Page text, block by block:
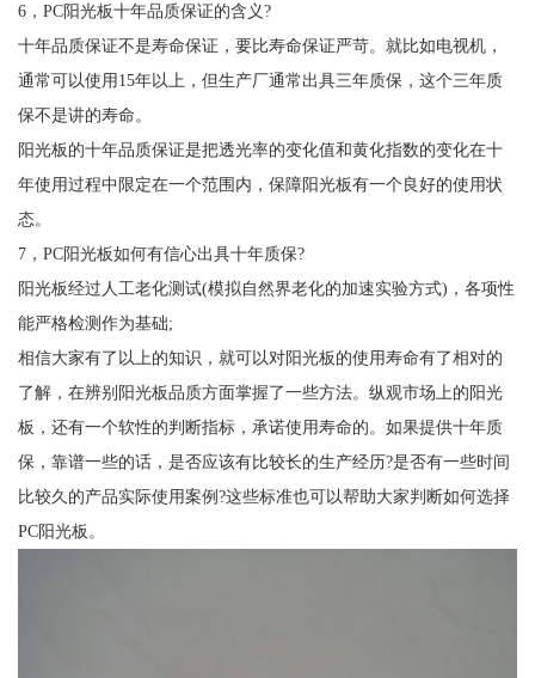
6，PC阳光板十年品质保证的含义?
十年品质保证不是寿命保证，要比寿命保证严苛。就比如电视机，
通常可以使用15年以上，但生产厂通常出具三年质保，这个三年质
保不是讲的寿命。
阳光板的十年品质保证是把透光率的变化值和黄化指数的变化在十
年使用过程中限定在一个范围内，保障阳光板有一个良好的使用状
态。
7，PC阳光板如何有信心出具十年质保?
阳光板经过人工老化测试(模拟自然界老化的加速实验方式)，各项性
能严格检测作为基础;
相信大家有了以上的知识，就可以对阳光板的使用寿命有了相对的
了解，在辨别阳光板品质方面掌握了一些方法。纵观市场上的阳光
板，还有一个软性的判断指标，承诺使用寿命的。如果提供十年质
保，靠谱一些的话，是否应该有比较长的生产经历?是否有一些时间
比较久的产品实际使用案例?这些标准也可以帮助大家判断如何选择
PC阳光板。